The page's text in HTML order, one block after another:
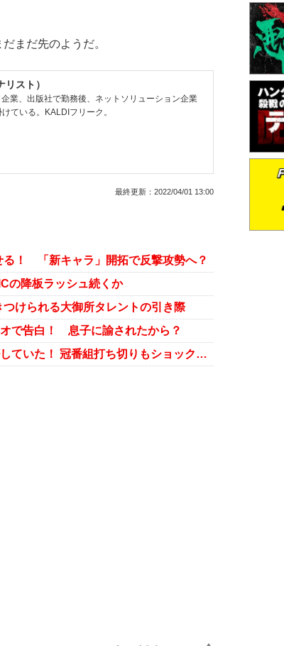
まだ先のようだ。
スト）
業、出版社で勤務後、ネットソリューション企業
ている。KALDIフリーク。
最終更新： 2022/04/01 13:00
る！ 「新キャラ」開拓で反撃攻勢へ？
の降板ラッシュ続くか
けられる大御所タレントの引き際
オで告白！ 息子に諭されたから？
ていた！ 冠番組打ち切りもショック…